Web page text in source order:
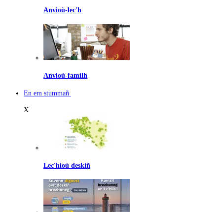
Anvioù-lec'h
Anvioù-familh
En em stummañ
X
Lec'hioù deskiñ